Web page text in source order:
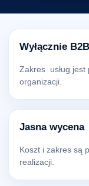
Wyłącznie B2B
Zakres usług jest
organizacji.
Jasna wycena
Koszt i zakres są
realizacji.